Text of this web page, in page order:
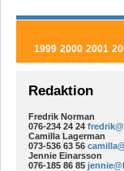
1999 2000 2001
Redaktion
Fredrik Norman
076-234 24 24
Camilla Lagerman
073-536 63 56
Jennie Einarsson
076-185 86 85